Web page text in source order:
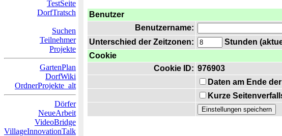
TestSeite
DorfTratsch
Suchen
Teilnehmer
Projekte
GartenPlan
DorfWiki
OrdnerProjekte_alt
Dörfer
NeueArbeit
VideoBridge
VillageInnovationTalk
Benutzer
Benutzername:
Unterschied der Zeitzonen:
Stunden
Cookie
Cookie ID: 976903
Daten am Ende
Kurze